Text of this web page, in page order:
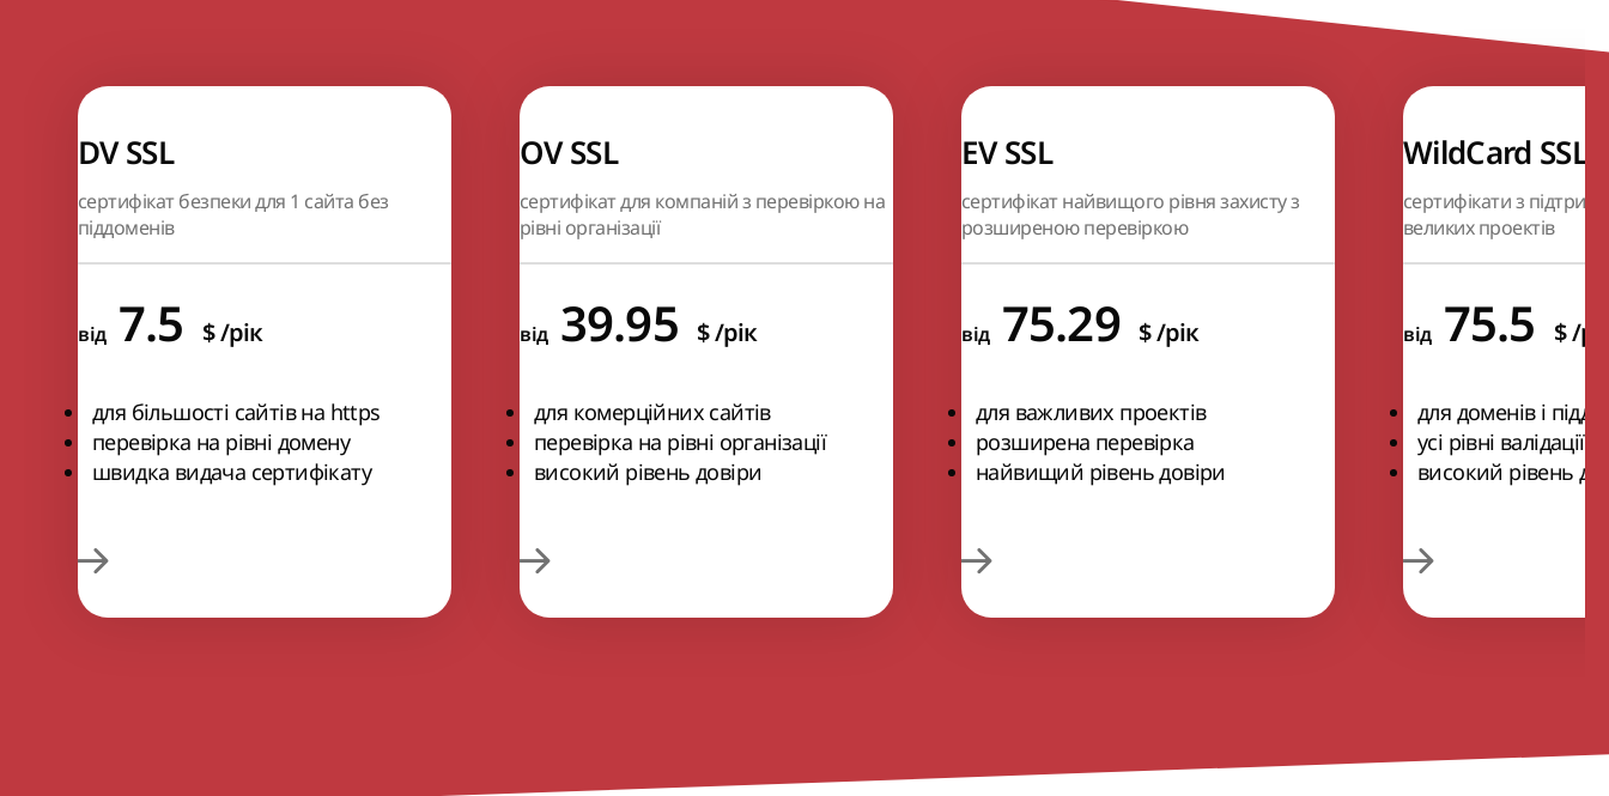
DV SSL
сертифікат безпеки для 1 сайта без
піддоменів
від 7.5 $ /рік
для більшості сайтів на https
перевірка на рівні домену
швидка видача сертифікату
OV SSL
сертифікат для компаній з перевіркою на
рівні організації
від 39.95 $/рік
для комерційних сайтів
перевірка на рівні організації
високий рівень довіри
EV SSL
сертифікат найвищого рівня захисту з
розширеною перевіркою
від 75.29 $/рік
для важливих проектів
розширена перевірка
найвищий рівень довіри
WildCard SSL
сертифікати з
великих проектів
від 75.5 $/
для доменів і
усі рівні валідації
високий рівень